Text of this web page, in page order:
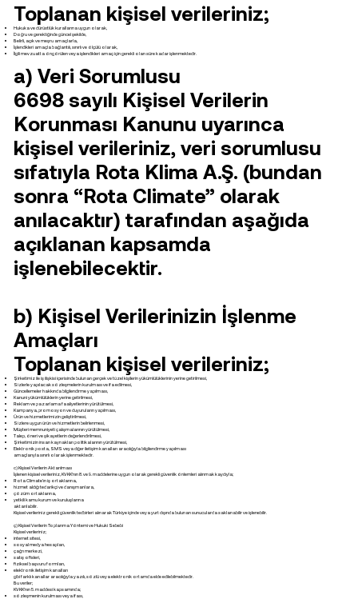
Toplanan kişisel verileriniz;
Hukuka ve dürüstlük kurallarına uygun olarak,
Doğru ve gerektiğinde güncel şekilde,
Belirli, açık ve meşru amaçlarla,
İşlendikleri amaçla bağlantılı, sınırlı ve ölçülü olarak,
İlgili mevzuatta öngörülen veya işlendikleri amaç için gerekli olan süre kadar işlenmektedir.
a) Veri Sorumlusu
6698 sayılı Kişisel Verilerin
Korunması Kanunu uyarınca
kişisel verileriniz, veri sorumlusu
sıfatıyla Rota Klima A.Ş. (bundan
sonra “Rota Climate” olarak
anılacaktır) tarafından aşağıda
açıklanan kapsamda
işlenebilecektir.
b) Kişisel Verilerinizin İşlenme
Amaçları
Toplanan kişisel verileriniz;
Şirketimiz ile iş ilişkisi içerisinde bulunan gerçek ve tüzel kişilerin yükümlülüklerinin yerine getirilmesi,
Sizlerle yapılacak sözleşmelerin kurulması ve ifa edilmesi,
Güncellemeler hakkında bilgilendirme yapılması,
Kanuni yükümlülüklerin yerine getirilmesi,
Reklam ve pazarlama faaliyetlerinin yürütülmesi,
Kampanya, promosyon ve duyuruların yapılması,
Ürün ve hizmetlerimizin geliştirilmesi,
Sizlere uygun ürün ve hizmetlerin belirlenmesi,
Müşteri memnuniyeti çalışmalarının yürütülmesi,
Talep, öneri ve şikayetlerin değerlendirilmesi,
Şirketimizin insan kaynakları politikalarının yürütülmesi,
Elektronik posta, SMS veya diğer iletişim kanalları aracılığıyla bilgilendirme yapılması
amaçlarıyla sınırlı olarak işlenmektedir.
c) Kişisel Verilerin Aktarılması
İşlenen kişisel verileriniz, KVKK’nın 8. ve 9. maddelerine uygun olarak gerekli güvenlik önlemleri alınmak kaydıyla;
Rota Climate’ın iş ortaklarına,
hizmet aldığı tedarikçi ve danışmanlara,
çözüm ortaklarına,
yetkili kamu kurum ve kuruluşlarına
aktarılabilir.
Kişisel verileriniz gerekli güvenlik tedbirleri alınarak Türkiye içinde veya yurt dışında bulunan sunucularda saklanabilir ve işlenebilir.
ç) Kişisel Verilerin Toplanma Yöntemi ve Hukuki Sebebi
Kişisel verileriniz;
internet sitesi,
sosyal medya hesapları,
çağrı merkezi,
satış ofisleri,
fiziksel başvuru formları,
elektronik iletişim kanalları
gibi farklı kanallar aracılığıyla yazılı, sözlü veya elektronik ortamda elde edilebilmektedir.
Bu veriler;
KVKK’nın 5. maddesi kapsamında;
sözleşmenin kurulması veya ifası,